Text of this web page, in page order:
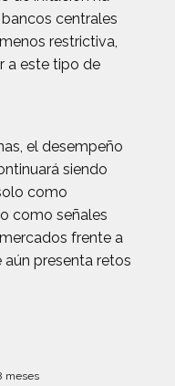
centrales
restrictiva,
a este tipo de
el desempeño
siendo
como
como señales
frente a
presenta retos
meses